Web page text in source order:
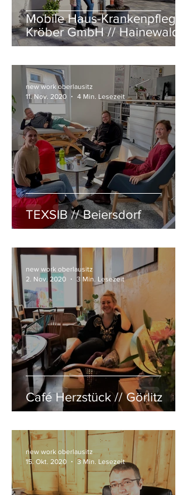
Mobile Haus-Krankenpflege
Kröber GmbH // Hainewalde
TEXSIB // Beiersdorf
new work oberlausitz
11. Nov. 2020
4 Min. Lesezeit
Café Herzstück // Görlitz
new work oberlausitz
2. Nov. 2020
3 Min. Lesezeit
new work oberlausitz
15. Okt. 2020
3 Min. Lesezeit